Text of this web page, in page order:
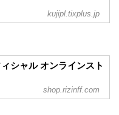
kujipl.tixplus.jp
シャル オンラインスト
闘技団体「RIZIN（ライジ
shop.rizinff.com